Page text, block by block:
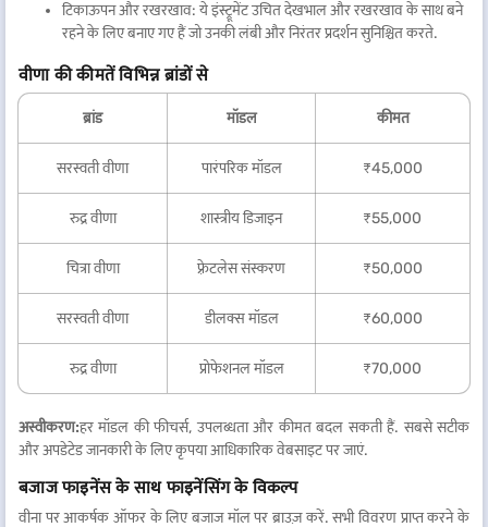
टिकाऊपन और रखरखाव: ये इंस्ट्रूमेंट उचित देखभाल और रखरखाव के साथ बने
रहने के लिए बनाए गए हैं जो उनकी लंबी और निरंतर प्रदर्शन सुनिश्चित करते.
वीणा की कीमतें विभिन्न ब्रांडों से
ब्रांड मॉडल कीमत
सरस्वती वीणा पारंपरिक मॉडल ₹45,000
रुद्र वीणा शास्त्रीय डिजाइन ₹55,000
चित्रा वीणा फ़्रेटलेस संस्करण ₹50,000
सरस्वती वीणा डीलक्स मॉडल ₹60,000
रुद्र वीणा प्रोफेशनल मॉडल ₹70,000
अस्वीकरण:हर मॉडल की फीचर्स, उपलब्धता और कीमत बदल सकती हैं. सबसे सटीक
और अपडेटेड जानकारी के लिए कृपया आधिकारिक वेबसाइट पर जाएं.
बजाज फाइनेंस के साथ फाइनेंसिंग के विकल्प
वीना पर आकर्षक ऑफर के लिए बजाज मॉल पर ब्राउज़ करें. सभी विवरण प्राप्त करने के